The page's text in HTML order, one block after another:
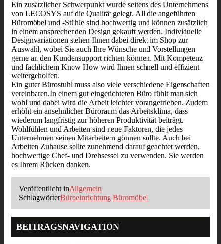
Ein zusätzlicher Schwerpunkt wurde seitens des Unternehmens
von LECOSYS auf die Qualität gelegt. All die angeführten
Büromöbel und -Stühle sind hochwertig und können zusätzlich
in einem ansprechenden Design gekauft werden. Individuelle
Designvariationen stehen Ihnen dabei direkt im Shop zur
Auswahl, wobei Sie auch Ihre Wünsche und Vorstellungen
gerne an den Kundensupport richten können. Mit Kompetenz
und fachlichem Know How wird Ihnen schnell und effizient
weitergeholfen.
Ein guter Bürostuhl muss also viele verschiedene Eigenschaften
vereinbaren.In einem gut eingerichteten Büro fühlt man sich
wohl und dabei wird die Arbeit leichter vorangetrieben. Zudem
erhöht ein ansehnlicher Büroraum das Arbeitsklima, dass
wiederum langfristig zur höheren Produktivität beiträgt.
Wohlfühlen und Arbeiten sind neue Faktoren, die jedes
Unternehmen seinen Mitarbeitern gönnen sollte. Auch bei
Arbeiten Zuhause sollte zunehmend darauf geachtet werden,
hochwertige Chef- und Drehsessel zu verwenden. Sie werden
es Ihrem Rücken danken.
Veröffentlicht inAllgemein
SchlagwörterBüroeinrichtung Büromöbel
BEITRAGSNAVIGATION